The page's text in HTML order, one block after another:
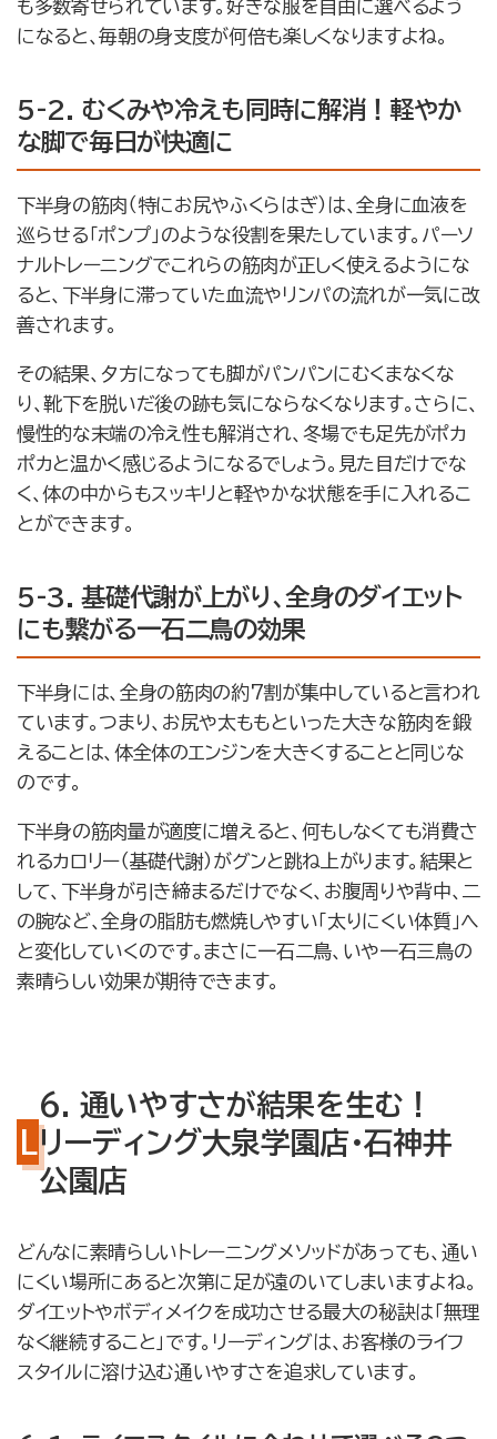
も多数寄せられています。好きな服を自由に選べるよう
になると、毎朝の身支度が何倍も楽しくなりますよね。
5-2. むくみや冷えも同時に解消！軽やか
な脚で毎日が快適に
下半身の筋肉（特にお尻やふくらはぎ）は、全身に血液を
巡らせる「ポンプ」のような役割を果たしています。パーソ
ナルトレーニングでこれらの筋肉が正しく使えるようにな
ると、下半身に滞っていた血流やリンパの流れが一気に改
善されます。
その結果、夕方になっても脚がパンパンにむくまなくな
り、靴下を脱いだ後の跡も気にならなくなります。さらに、
慢性的な末端の冷え性も解消され、冬場でも足先がポカ
ポカと温かく感じるようになるでしょう。見た目だけでな
く、体の中からもスッキリと軽やかな状態を手に入れるこ
とができます。
5-3. 基礎代謝が上がり、全身のダイエット
にも繋がる一石二鳥の効果
下半身には、全身の筋肉の約7割が集中していると言われ
ています。つまり、お尻や太ももといった大きな筋肉を鍛
えることは、体全体のエンジンを大きくすることと同じな
のです。
下半身の筋肉量が適度に増えると、何もしなくても消費さ
れるカロリー（基礎代謝）がグンと跳ね上がります。結果と
して、下半身が引き締まるだけでなく、お腹周りや背中、二
の腕など、全身の脂肪も燃焼しやすい「太りにくい体質」へ
と変化していくのです。まさに一石二鳥、いや一石三鳥の
素晴らしい効果が期待できます。
6. 通いやすさが結果を生む！
リーディング大泉学園店・石神井
公園店
どんなに素晴らしいトレーニングメソッドがあっても、通い
にくい場所にあると次第に足が遠のいてしまいますよね。
ダイエットやボディメイクを成功させる最大の秘訣は「無理
なく継続すること」です。リーディングは、お客様のライフ
スタイルに溶け込む通いやすさを追求しています。